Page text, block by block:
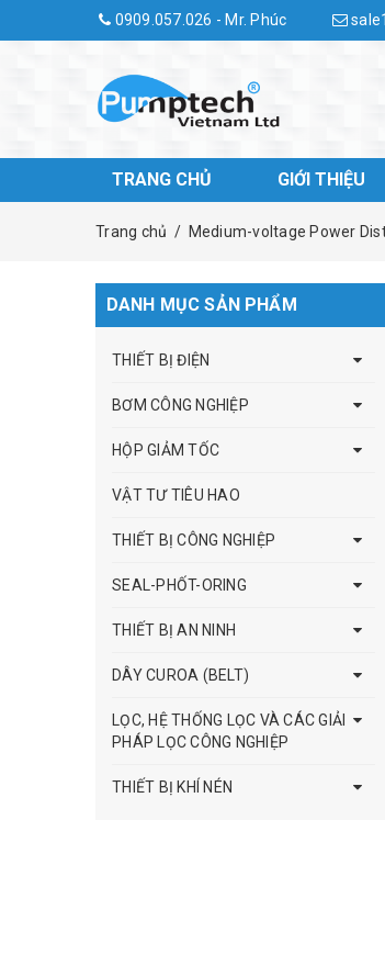
0909.057.026 - Mr. Phúc
TRANG CHỦ GIỚI THIỆU
Trang chủ / Medium-voltage Power
DANH MỤC SẢN PHẨM
THIẾT BỊ ĐIỆN
BƠM CÔNG NGHIỆP
HỘP GIẢM TỐC
VẬT TƯ TIÊU HAO
THIẾT BỊ CÔNG NGHIỆP
SEAL-PHỐT-ORING
THIẾT BỊ AN NINH
DÂY CUROA (BELT)
LỌC, HỆ THỐNG LỌC VÀ CÁC GIẢI
PHÁP LỌC CÔNG NGHIỆP
THIẾT BỊ KHÍ NÉN